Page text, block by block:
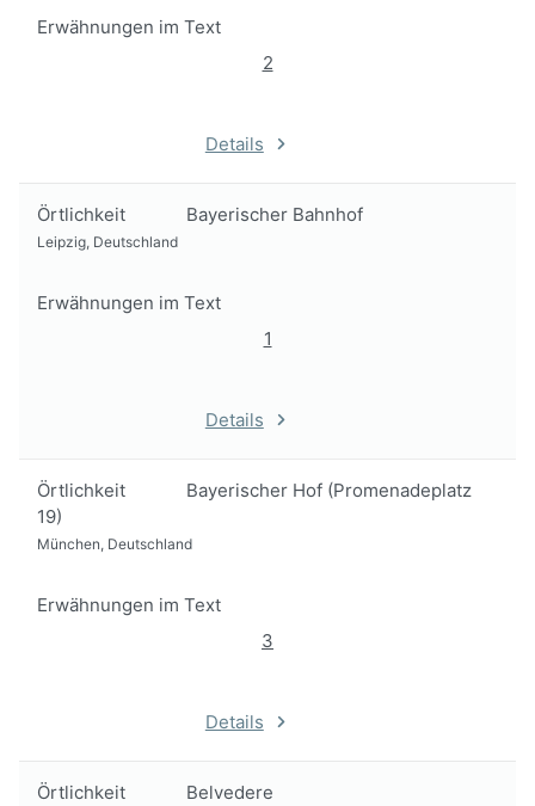
Erwähnungen im Text
2
Details
Örtlichkeit Bayerischer Bahnhof
Leipzig, Deutschland
Erwähnungen im Text
1
Details
Örtlichkeit
Bayerischer Hof (Promenadeplatz
19)
München, Deutschland
Erwähnungen im Text
3
Details
Örtlichkeit Belvedere